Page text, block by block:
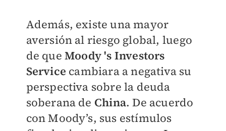
Además, existe una mayor
aversión al riesgo global, luego
de que Moody 's Investors
Service cambiara a negativa su
perspectiva sobre la deuda
soberana de China. De acuerdo
con Moody’s, sus estímulos